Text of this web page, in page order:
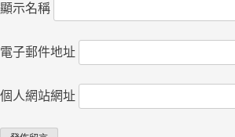
顯示名稱
電子郵件地址
個人網站網址